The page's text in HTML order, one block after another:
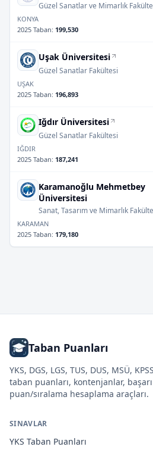
Güzel Sanatlar ve Mimarlık
KONYA
2025 Taban: 199,530
Uşak Üniversitesi
Güzel Sanatlar Fakültesi
UŞAK
2025 Taban: 196,893
Iğdır Üniversitesi
Güzel Sanatlar Fakültesi
IĞDIR
2025 Taban: 187,241
Karamanoğlu Mehmetbey
Üniversitesi
Sanat, Tasarım ve Mimarlık
KARAMAN
2025 Taban: 179,180
Taban Puanları
YKS, DGS, LGS, TUS, DUS, MSÜ,
taban puanları, kontenjanlar,
puan/sıralama hesaplama araçları.
SINAVLAR
YKS Taban Puanları